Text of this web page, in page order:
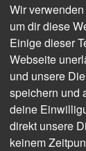
Alle Preise
Bild- und
Sollte bitte in
Auflösung (72
jpg- oder png-
20 MB und
sollten immer
Wir
um dir diese
Einige dieser
Webseite
und unsere
speichern und
deine
direkt unsere
keinem